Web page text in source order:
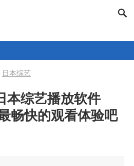
日本综艺
本综艺播放软件
畅快的观看体验吧